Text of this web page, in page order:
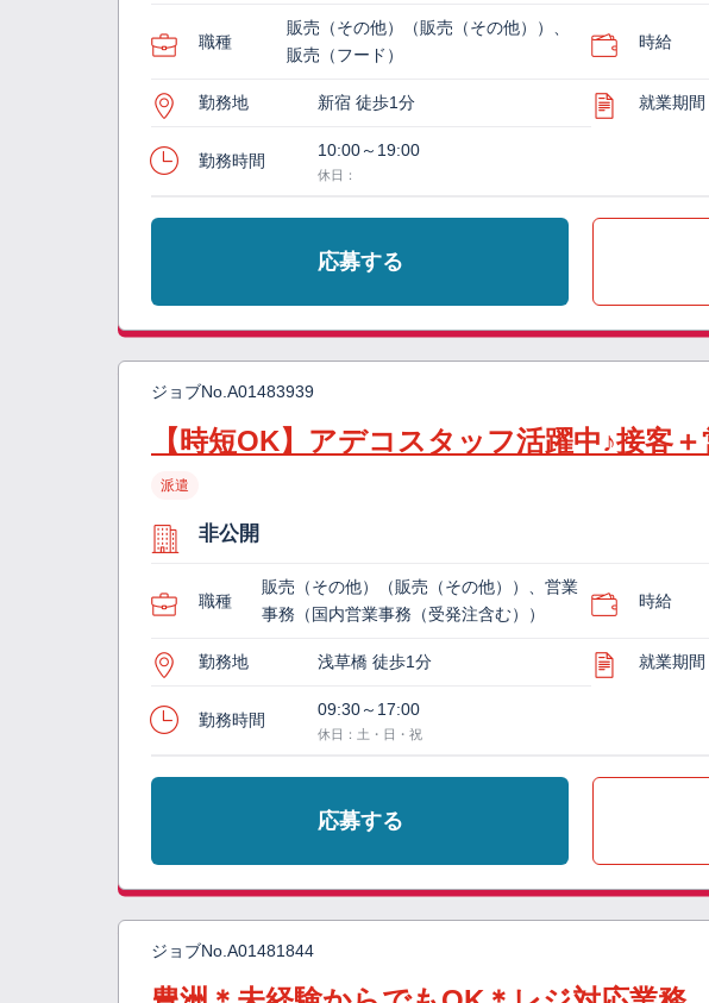
職種
販売（その他）（販売（その他））、
販売（フード）
時給
勤務地 新宿 徒歩1分 就業期間
勤務時間
10:00～19:00
休日：
応募する
ジョブNo. A01483939
【時短OK】アデコスタッフ活躍中♪接客
派遣
非公開
職種
販売（その他）（販売（その他））、営業
事務（国内営業事務（受発注含む））
時給
勤務地 浅草橋 徒歩1分 就業期間
勤務時間
09:30～17:00
休日：土・日・祝
応募する
ジョブNo. A01481844